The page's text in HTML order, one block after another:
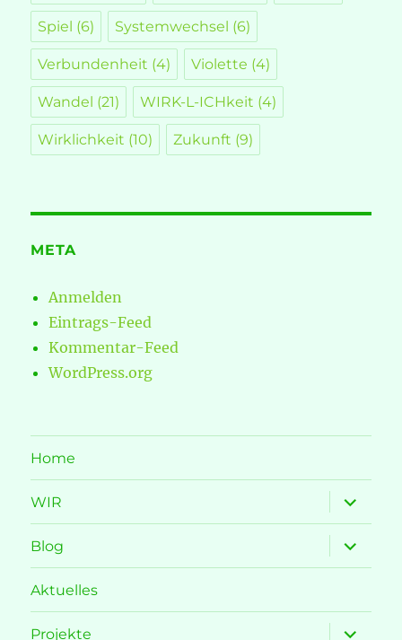
Spiel (6) Systemwechsel (6)
Verbundenheit (4) Violette (4)
Wandel (21) WIRK-L-ICHkeit (4)
Wirklichkeit (10) Zukunft (9)
META
Anmelden
Eintrags-Feed
Kommentar-Feed
WordPress.org
Home
WIR
öffnen
Blog
öffnen
Aktuelles
Projekte